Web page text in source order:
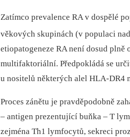
Zatímco prevalence RA v dospělé
věkových skupinách (v populaci
etiopatogeneze RA není dosud plně
multifaktoriální. Předpokládá se
u nositelů některých alel HLA-DR4
Proces zánětu je pravděpodobně
–⁠ antigen prezentující buňka –⁠ T
zejména Th1 lymfocytů, sekreci